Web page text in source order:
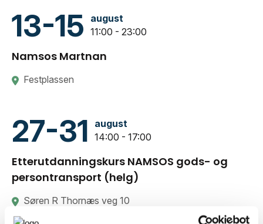
13-15
august
11:00 - 23:00
Namsos Martnan
Festplassen
27-31
august
14:00 - 17:00
Etterutdanningskurs NAMSOS gods- og
persontransport (helg)
Søren R Thornæs veg 10